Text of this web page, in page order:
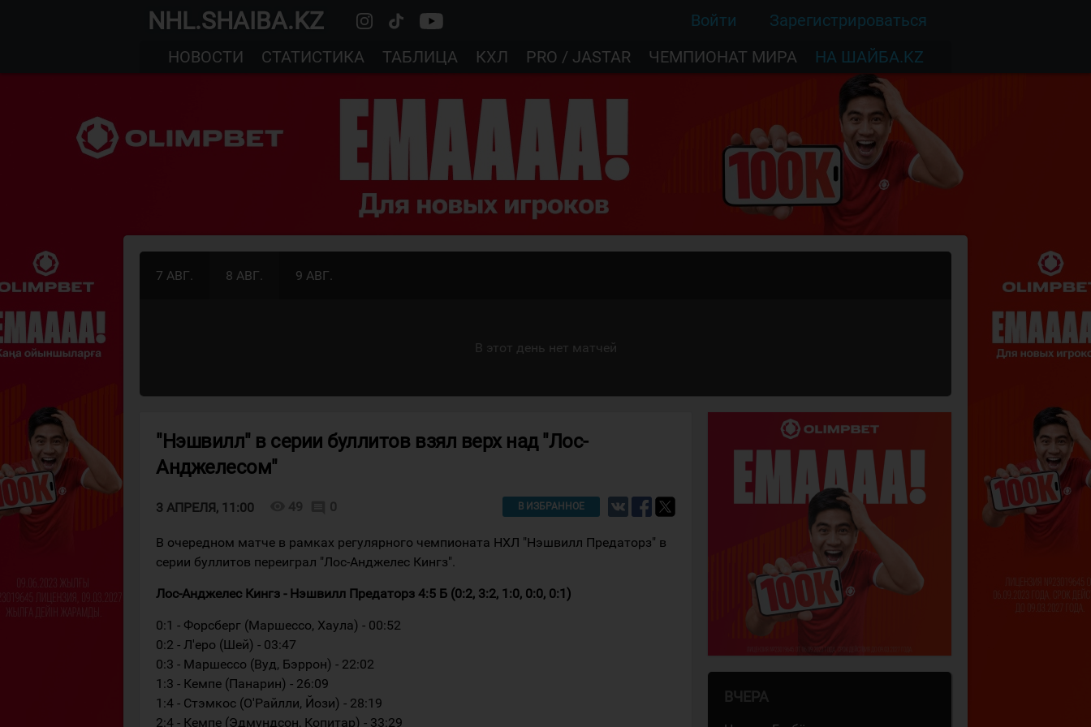
NHL.SHAIBA.KZ Войти
Зарегистрироваться
НОВОСТИ
СТАТИСТИКА ТАБЛИЦА КХЛ PRO / JASTAR ЧЕМПИОНАТ МИРА НА ШАЙБА.KZ
7 АВГ. 8 АВГ. 9 АВГ.
В этот день нет матчей
"Нэшвилл" в серии буллитов взял верх над "Лос-
Анджелесом"
3 АПРЕЛЯ, 11:00 49 0 В ИЗБРАННОЕ
В очередном матче в рамках регулярного чемпионата НХЛ "Нэшвилл Предаторз" в
серии буллитов переиграл "Лос-Анджелес Кингз".
Лос-Анджелес Кингз - Нэшвилл Предаторз 4:5 Б (0:2, 3:2, 1:0, 0:0, 0:1)
0:1 - Форсберг (Маршессо, Хаула) - 00:52
0:2 - Л'еро (Шей) - 03:47
0:3 - Маршессо (Вуд, Бэррон) - 22:02
1:3 - Кемпе (Панарин) - 26:09
1:4 - Стэмкос (О'Райлли, Йози) - 28:19
2:4 - Кемпе (Эдмундсон, Копитар) - 33:29
ВЧЕРА